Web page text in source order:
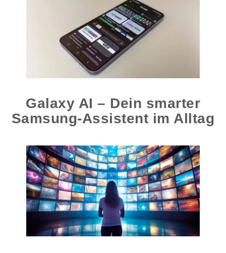
Galaxy AI – Dein smarter
Samsung-Assistent im Alltag